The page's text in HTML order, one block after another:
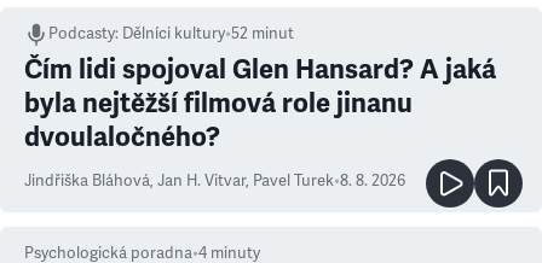
Podcasty: Dělníci kultury•52 minut
Čím lidi spojoval Glen Hansard? A jaká
byla nejtěžší filmová role jinanu
dvoulaločného?
Jindřiška Bláhová, Jan H. Vitvar, Pavel Turek•8. 8. 2026
Psychologická poradna•4 minuty